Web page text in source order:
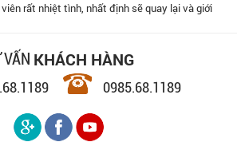
rất nhiệt tình, nhất định sẽ quay lại và giới
VẤN KHÁCH HÀNG
0985.68.1189